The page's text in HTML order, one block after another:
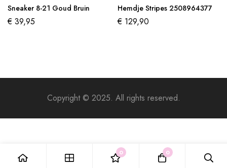
Sneaker 8-21 Goud Bruin
€ 39,95
Hemdje Stripes 2508964377
€ 129,90
Copyright © 2025. All rights reserved.
0 0